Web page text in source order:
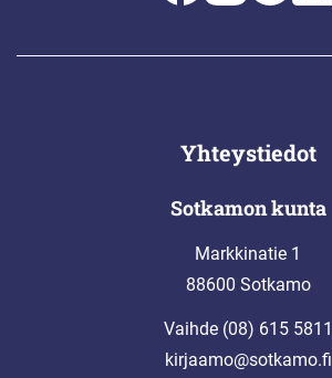
Yhteystiedot
Sotkamon kunta
Markkinatie 1
88600 Sotkamo
Vaihde (08) 615 5811
kirjaamo@sotkamo.fi